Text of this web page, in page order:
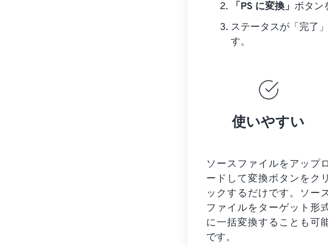
「PS に変換」 ボタン
ステータスが「完了
す。
使いやすい
ソースファイルをアップロ
ードして変換ボタンをクリ
ックするだけです。 ソー
ファイルを ターゲット形
に一括変換することも可
です。